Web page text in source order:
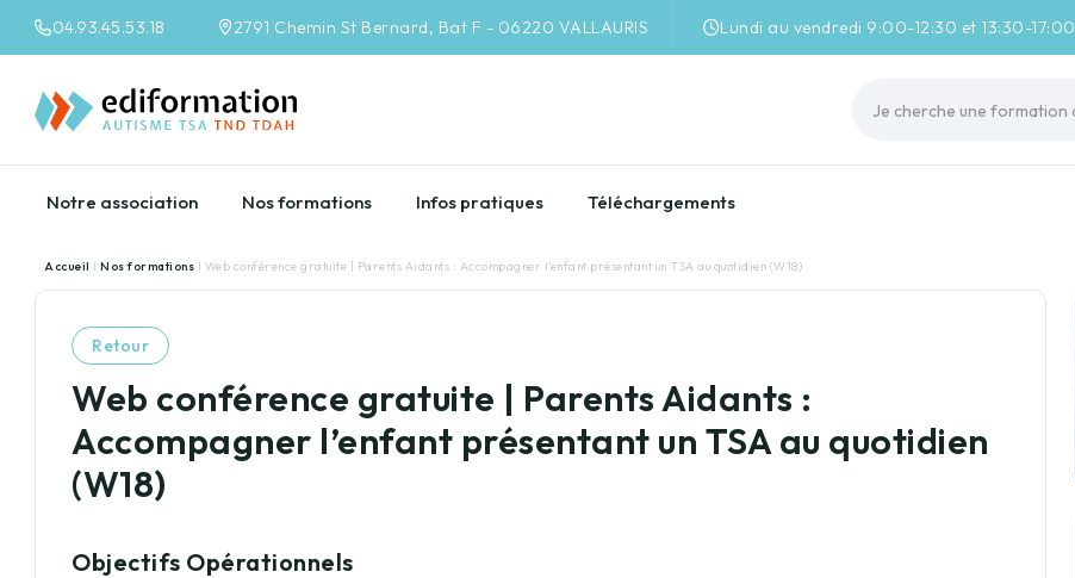
04.93.45.53.18 2791 Chemin St Bernard, Bat F - 06220 VALLAURIS Lundi au vendredi 9:00-12:30 et 13:30-17:00
Notre association Nos formations Infos pratiques Téléchargements
Accueil I Nos formations I Web conférence gratuite | Parents Aidants : Accompagner l’enfant présentant un TSA au quotidien (W18)
Retour
Web conférence gratuite | Parents Aidants :
Accompagner l’enfant présentant un TSA au quotidien
(W18)
Objectifs Opérationnels